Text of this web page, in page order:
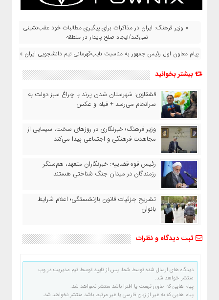
« وزیر فرهنگ: ایران در مذاکرات برای پیگیری مطالبات خود عقب‌نشینی
نمی‌کند/ایجاد صلح پایدار در منطقه
پیام معاون اول رئیس‌ جمهور به مناسبت نایب‌قهرمانی تیم دانشجویی ایران »
بیشتر بخوانید
قشقاوی: شهرستان شدن پرند با چراغ سبز دولت به
سرانجام می‌رسد + فیلم و عکس
وزیر فرهنگ؛ خبرنگاری در روزهای سخت، سیمایی از
مجاهدت فرهنگی و اجتماعی پیدا می‌کند
رئیس قوه قضاییه: خبرنگاران متعهد، هم‌سنگر
رزمندگان در میدان جنگ شناختی هستند
تشریح جزئیات قانون بازنشستگی؛ اعلام شرایط
بانوان
ثبت دیدگاه و نظرات
دیدگاه های ارسال شده توسط شما، پس از تایید توسط تیم مدیریت در وب
منتشر خواهد شد.
پیام هایی که حاوی تهمت یا افترا باشد منتشر نخواهد شد.
پیام هایی که به غیر از زبان فارسی یا غیر مرتبط باشد منتشر نخواهد شد.